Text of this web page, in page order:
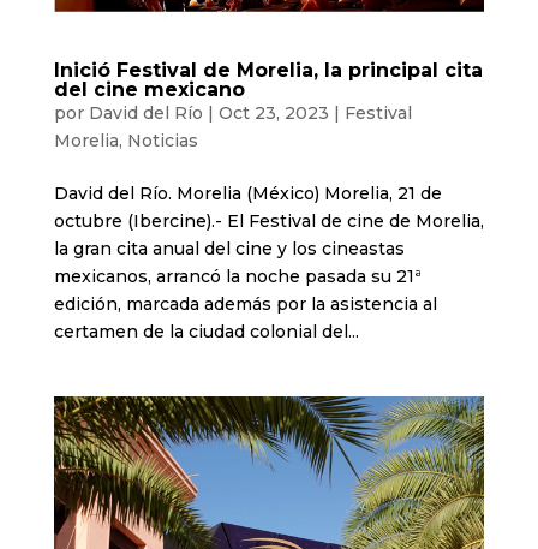
Inició Festival de Morelia, la principal cita
del cine mexicano
por David del Río | Oct 23, 2023 | Festival
Morelia, Noticias
David del Río. Morelia (México) Morelia, 21 de
octubre (Ibercine).- El Festival de cine de Morelia,
la gran cita anual del cine y los cineastas
mexicanos, arrancó la noche pasada su 21ª
edición, marcada además por la asistencia al
certamen de la ciudad colonial del...